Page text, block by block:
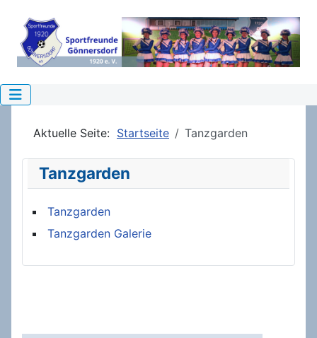
Aktuelle Seite: Startseite Tanzgarden
Tanzgarden
Tanzgarden
Tanzgarden Galerie